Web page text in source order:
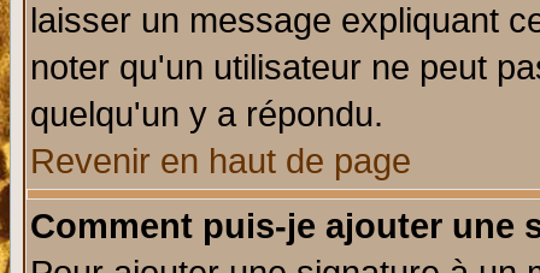
laisser un message expliquant
noter qu'un utilisateur ne peut
quelqu'un y a répondu.
Revenir en haut de page
Comment puis-je ajouter une